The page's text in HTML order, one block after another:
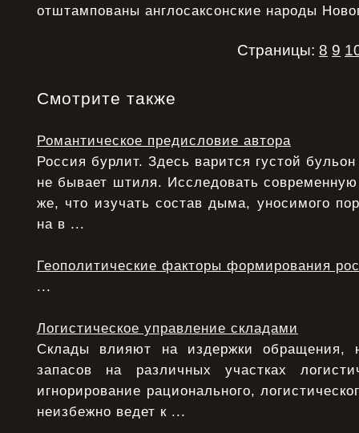
отштампованы англосаксонские народы
Страницы: 8 9
Смотрите также
Романтическое предисловие автора
Россия бурлит. Здесь варится густой
не бывает штиля. Исследовать
же, что изучать состав дыма, уносимого
на в ...
Геополитические факторы формирования
...
Логистическое управление складами
Склады влияют на издержки обращения,
запасов на различных участках
игнорирование рационального,
неизбежно ведет к ...